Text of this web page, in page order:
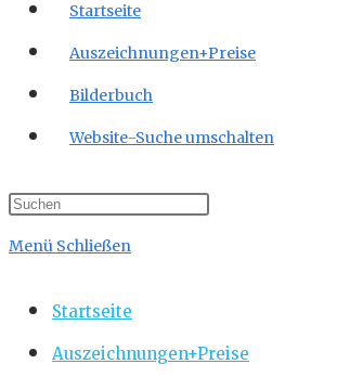
Startseite
Auszeichnungen+Preise
Bilderbuch
Website-Suche umschalten
Menü Schließen
Startseite
Auszeichnungen+Preise